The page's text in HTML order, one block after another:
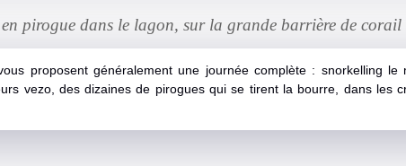
pirogue dans le lagon, sur la grande barrière de corail
proposent généralement une journée complète : snorkelling
vezo, des dizaines de pirogues qui se tirent la bourre, dans les